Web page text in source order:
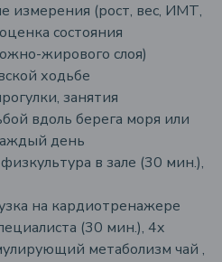
измерения (рост, вес, ИМТ,
состояния
жирового слоя)
ходьбе
занятия
вдоль берега моря или
день
в зале (30 мин.),
на кардиотренажере
(30 мин.), 4x
метаболизм чай ​​,